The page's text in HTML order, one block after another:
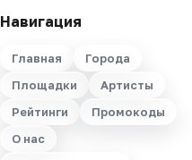
Навигация
Главная
Города
Площадки
Артисты
Рейтинги
Промокоды
О нас